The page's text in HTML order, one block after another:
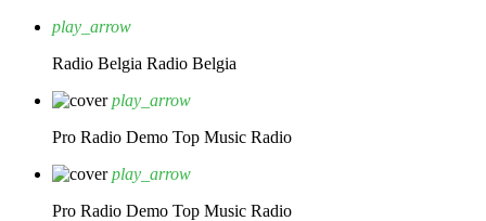
play_arrow
Radio Belgia Radio Belgia
play_arrow
Pro Radio Demo Top Music Radio
play_arrow
Pro Radio Demo Top Music Radio